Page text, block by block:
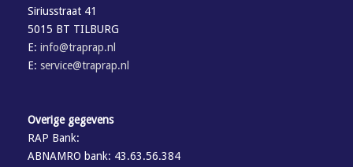
Siriusstraat 41
5015 BT TILBURG
E: info@traprap.nl
E: service@traprap.nl
Overige gegevens
RAP Bank:
ABNAMRO bank: 43.63.56.384